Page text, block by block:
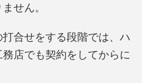
せん。
合せをする段階では、ハ
店でも契約をしてからに